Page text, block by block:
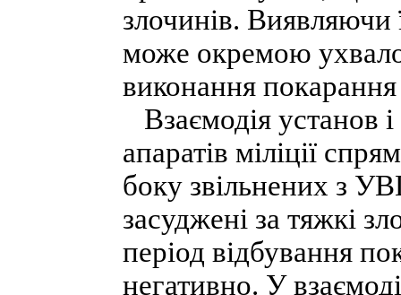
злочинів. Виявляючи
може окремою
виконання
Взаємодія установ
апаратів міліції
боку звільнених з
засуджені за тяжкі
період відбування
негативно. У